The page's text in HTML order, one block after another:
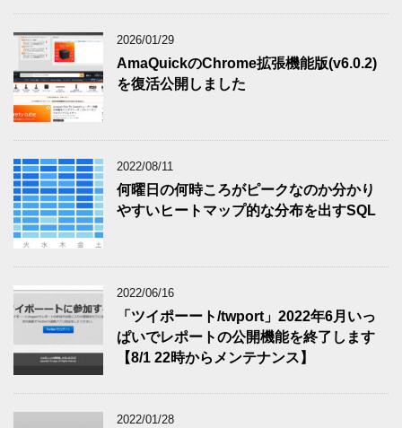
2026/01/29
AmaQuickのChrome拡張機能版(v6.0.2)
を復活公開しました
2022/08/11
何曜日の何時ころがピークなのか分かり
やすいヒートマップ的な分布を出すSQL
2022/06/16
「ツイポーート/twport」2022年6月いっ
ぱいでレポートの公開機能を終了します
【8/1 22時からメンテナンス】
2022/01/28